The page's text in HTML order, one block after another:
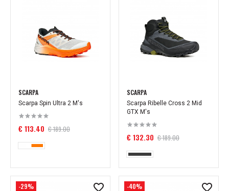
SCARPA
Scarpa Spin Ultra 2 M's
€ 113.40 € 189.00
SCARPA
Scarpa Ribelle Cross 2 Mid
GTX M's
€ 132.30 € 189.00
-29% -40%